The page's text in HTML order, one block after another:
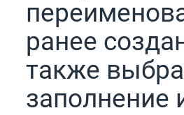
ранее
также
заполнение